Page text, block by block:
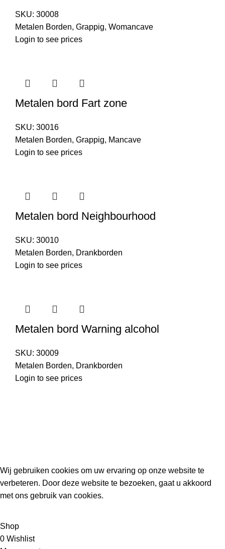
SKU: 30008
Metalen Borden, Grappig, Womancave
Login to see prices
Metalen bord Fart zone
SKU: 30016
Metalen Borden, Grappig, Mancave
Login to see prices
Metalen bord Neighbourhood
SKU: 30010
Metalen Borden, Drankborden
Login to see prices
Metalen bord Warning alcohol
SKU: 30009
Metalen Borden, Drankborden
Login to see prices
Wij gebruiken cookies om uw ervaring op onze website te
verbeteren. Door deze website te bezoeken, gaat u akkoord
met ons gebruik van cookies.
Shop
0 Wishlist